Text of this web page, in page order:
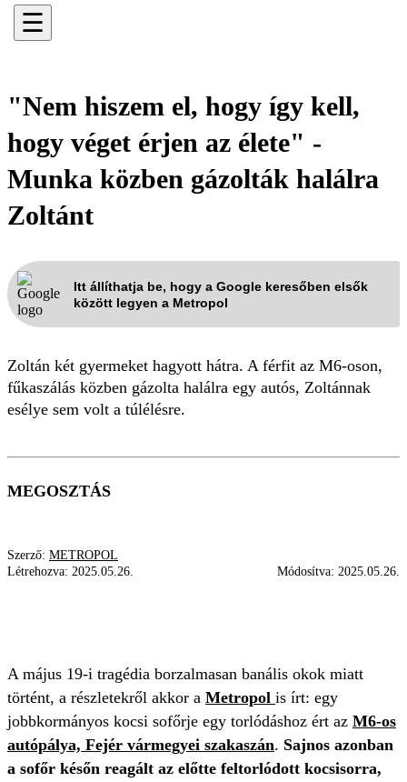
☰
"Nem hiszem el, hogy így kell,
hogy véget érjen az élete" -
Munka közben gázolták halálra
Zoltánt
Itt állíthatja be, hogy a Google keresőben elsők
között legyen a Metropol
Zoltán két gyermeket hagyott hátra. A férfit az M6-oson,
fűkaszálás közben gázolta halálra egy autós, Zoltánnak
esélye sem volt a túlélésre.
MEGOSZTÁS
Szerző: METROPOL
Létrehozva: 2025.05.26. Módosítva: 2025.05.26.
A május 19-i tragédia borzalmasan banális okok miatt
történt, a részletekről akkor a Metropol is írt: egy
jobbkormányos kocsi sofőrje egy torlódáshoz ért az M6-os
autópálya, Fejér vármegyei szakaszán. Sajnos azonban
a sofőr későn reagált az előtte feltorlódott kocsisorra,